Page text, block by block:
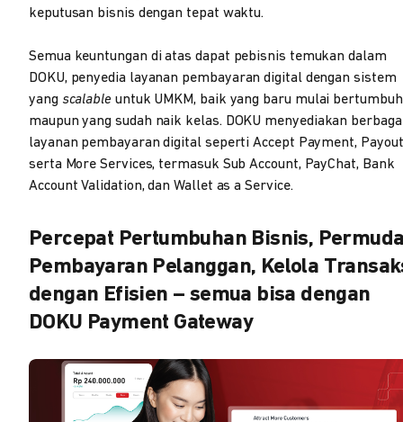
keputusan bisnis dengan tepat waktu.
Semua keuntungan di atas dapat pebisnis temukan dalam
DOKU, penyedia layanan pembayaran digital dengan sistem
yang scalable untuk UMKM, baik yang baru mulai bertumbuh
maupun yang sudah naik kelas. DOKU menyediakan
layanan pembayaran digital seperti Accept Payment,
serta More Services, termasuk Sub Account, PayChat, Bank
Account Validation, dan Wallet as a Service.
Percepat Pertumbuhan Bisnis,
Pembayaran Pelanggan, Kelola
dengan Efisien – semua bisa dengan
DOKU Payment Gateway